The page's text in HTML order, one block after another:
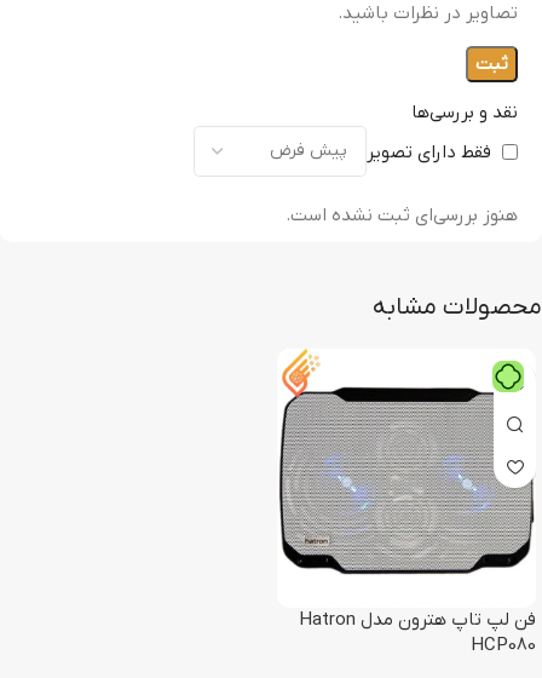
نقد و بررسی‌ها
فقط دارای تصویر
هنوز بررسی‌ای ثبت نشده است.
تصاویر در نظرات باشید.
محصولات مشابه
فن لپ تاپ هترون مدل Hatron
HCP080